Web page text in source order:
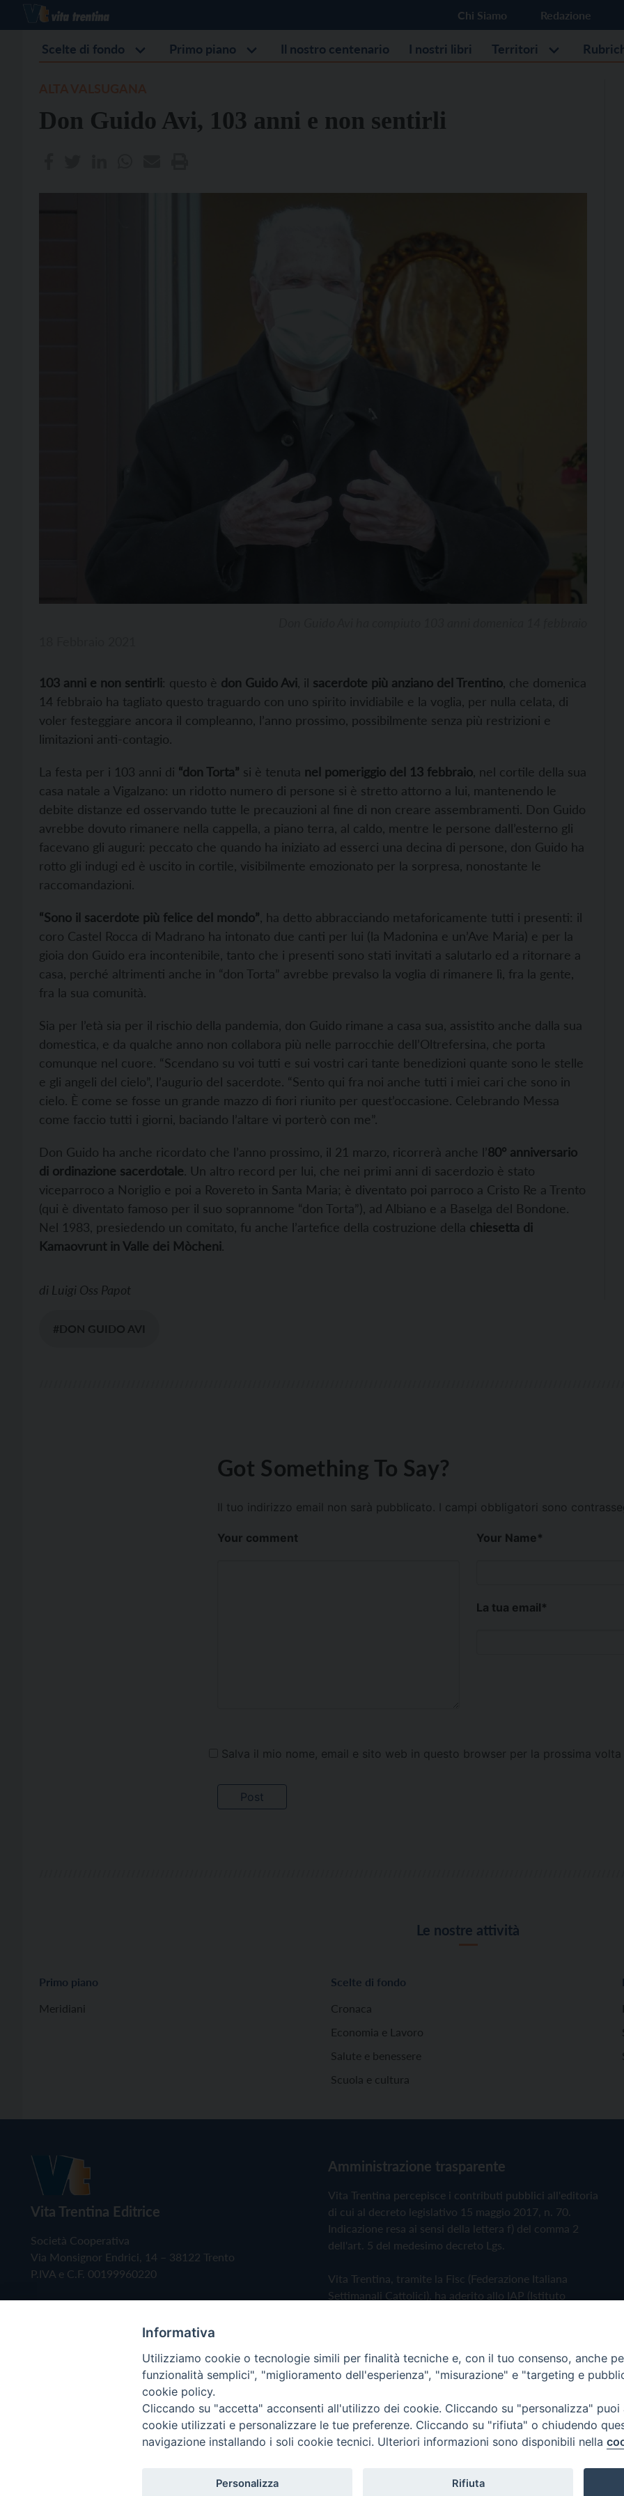
Chi Siamo Redazione
Scelte di fondo Primo piano Il nostro centenario I nostri libri Territori
Don Guido Avi, 103 anni e non sentirli
103 anni e non sentirli: questo è don Guido Avi, il sacerdote più anziano del Trentino, che domenica
14 febbraio ha tagliato questo traguardo con uno spirito invidiabile e la voglia, per nulla celata, di
voler festeggiare ancora il compleanno, l’anno prossimo, possibilmente senza più restrizioni e
limitazioni anti-contagio.
La festa per i 103 anni di “don Torta” si è tenuta nel pomeriggio del 13 febbraio, nel cortile della sua
casa natale a Vigalzano: un ridotto numero di persone si è stretto attorno a lui, mantenendo le
debite distanze ed osservando tutte le precauzioni al fine di non creare assembramenti. Don Guido
avrebbe dovuto rimanere nella cappella, a piano terra, al caldo, mentre le persone dall’esterno gli
facevano gli auguri: peccato che quando ha iniziato ad esserci una decina di persone, don Guido ha
rotto gli indugi ed è uscito in cortile, visibilmente emozionato per la sorpresa, nonostante le
raccomandazioni.
“Sono il sacerdote più felice del mondo”, ha detto abbracciando metaforicamente tutti i presenti: il
coro Castel Rocca di Madrano ha intonato due canti per lui (la Madonina e un’Ave Maria) e per la
gioia don Guido era incontenibile, tanto che i presenti sono stati invitati a salutarlo ed a ritornare a
casa, perché altrimenti anche in “don Torta” avrebbe prevalso la voglia di rimanere lì, fra la gente,
fra la sua comunità.
Sia per l’età sia per il rischio della pandemia, don Guido rimane a casa sua, assistito anche dalla sua
domestica, e da qualche anno non collabora più nelle parrocchie dell’Oltrefersina, che porta
comunque nel cuore. “Scendano su voi tutti e sui vostri cari tante benedizioni quante sono le stelle
e gli angeli del cielo”, l’augurio del sacerdote. “Sento qui fra noi anche tutti i miei cari che sono in
cielo. È come se fosse un grande mazzo di fiori riunito per quest’occasione. Celebrando Messa
come faccio tutti i giorni, baciando l’altare vi porterò con me”.
Don Guido ha anche ricordato che l’anno prossimo, il 21 marzo, ricorrerà anche l’80° anniversario
di ordinazione sacerdotale. Un altro record per lui, che nei primi anni di sacerdozio è stato
viceparroco a Noriglio e poi a Rovereto in Santa Maria; è diventato poi parroco a Cristo Re a Trento
(qui è diventato famoso per il suo soprannome “don Torta”), ad Albiano e a Baselga del Bondone.
Nel 1983, presiedendo un comitato, fu anche l’artefice della costruzione della chiesetta di
Kamaovrunt in Valle dei Mòcheni.
di Luigi Oss Papot
#DON GUIDO AVI
Got Something To Say?
Il tuo indirizzo email non sarà pubblicato. I campi obbligatori sono
Your comment Your Name*
La tua email*
Salva il mio nome, email e sito web in questo browser per la prossima
Le nostre attività
Primo piano
Meridiani
Scelte di fondo
Cronaca
Economia e Lavoro
Salute e benessere
Scuola e cultura
Vita Trentina Editrice
Società Cooperativa
Via Monsignor Endrici, 14 – 38122 Trento
P.IVA e C.F. 00199960220
Amministrazione trasparente
Vita Trentina percepisce i contributi pubblici all'editoria
di cui al decreto legislativo 15 maggio 2017, n. 70.
Indicazione resa ai sensi della lettera f) del comma 2
dell'art. 5 del medesimo decreto Lgs.
Vita Trentina, tramite la Fisc (Federazione Italiana
Settimanali Cattolici), ha aderito allo IAP (Istituto
Privacy Policy Cookie Policy
Copyright © 2019 - Tutti i diritti riservati - Vita Trentina Editrice
Informativa
Utilizziamo cookie o tecnologie simili per finalità tecniche e, con il tuo consenso, anche
funzionalità semplici", "miglioramento dell'esperienza", "misurazione" e "targeting e
cookie policy.
Cliccando su "accetta" acconsenti all'utilizzo dei cookie. Cliccando su "personalizza"
cookie utilizzati e personalizzare le tue preferenze. Cliccando su "rifiuta" o chiudendo
navigazione installando i soli cookie tecnici. Ulteriori informazioni sono disponibili nella
Personalizza Rifiuta